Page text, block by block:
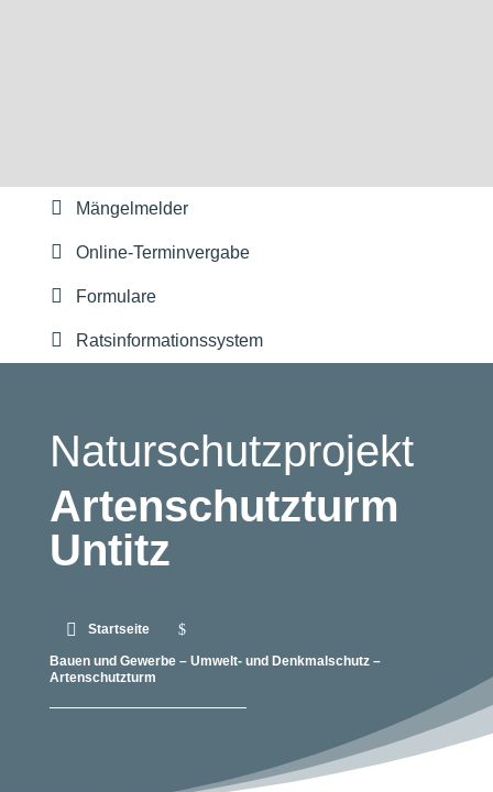
Mängelmelder
Online-Terminvergabe
Formulare
Ratsinformationssystem
Naturschutzprojekt
Artenschutzturm
Untitz
Startseite $
Bauen und Gewerbe – Umwelt- und Denkmalschutz –
Artenschutzturm